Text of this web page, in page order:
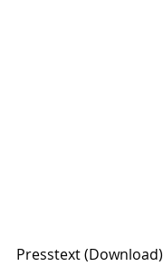
Presstext (Download)